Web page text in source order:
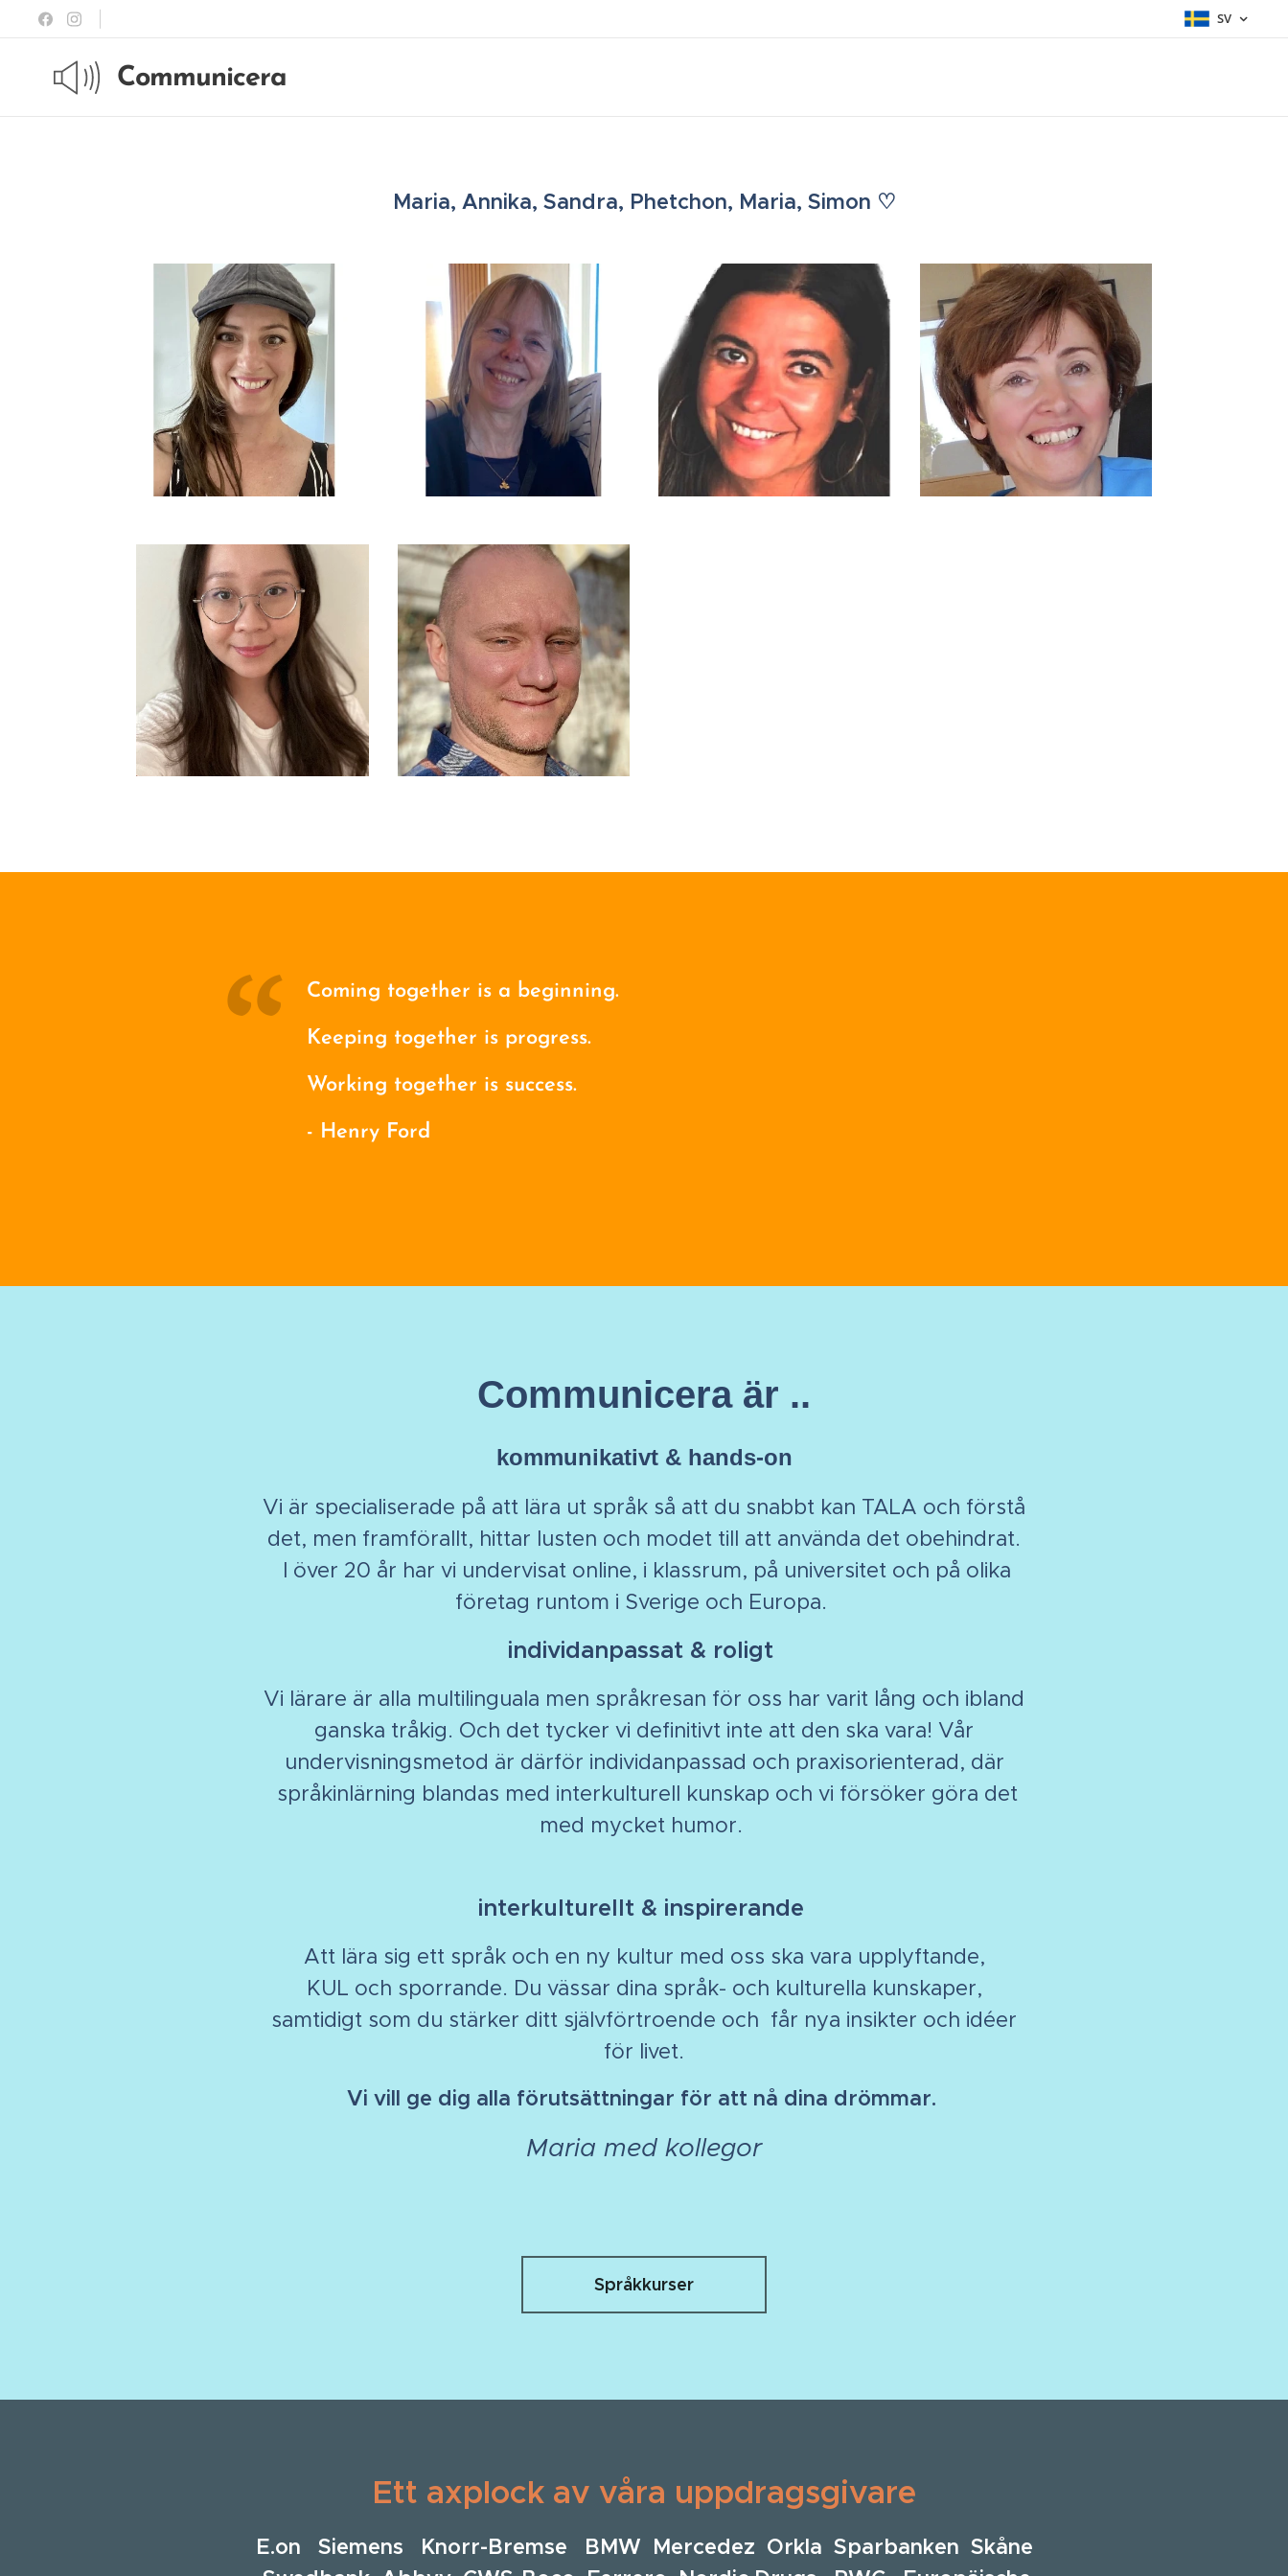
SV
Communicera
Maria, Annika, Sandra, Phetchon, Maria, Simon ♡
Coming together is a beginning.
Keeping together is progress.
Working together is success.
- Henry Ford
Communicera är ..
kommunikativt & hands-on
Vi är specialiserade på att lära ut språk så att du snabbt kan TALA och förstå
det, men framförallt, hittar lusten och modet till att använda det obehindrat.
I över 20 år har vi undervisat online, i klassrum, på universitet och på olika
företag runtom i Sverige och Europa.
individanpassat & roligt
Vi lärare är alla multilinguala men språkresan för oss har varit lång och ibland
ganska tråkig. Och det tycker vi definitivt inte att den ska vara! Vår
undervisningsmetod är därför individanpassad och praxisorienterad, där
språkinlärning blandas med interkulturell kunskap och vi försöker göra det
med mycket humor.
interkulturellt & inspirerande
Att lära sig ett språk och en ny kultur med oss ska vara upplyftande,
KUL och sporrande. Du vässar dina språk- och kulturella kunskaper,
samtidigt som du stärker ditt självförtroende och får nya insikter och idéer
för livet.
Vi vill ge dig alla förutsättningar för att nå dina drömmar.
Maria med kollegor
Språkkurser
Ett axplock av våra uppdragsgivare
E.on Siemens Knorr-Bremse BMW Mercedez Orkla Sparbanken Skåne